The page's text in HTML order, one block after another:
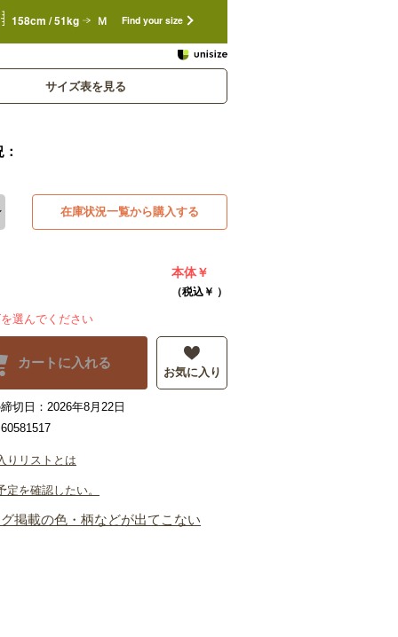
158cm / 51kg Ｍ Find your size
サイズ表を見る
在庫状況一覧から購入する
本体￥
（税込￥ ）
選んでください
カートに入れる
お気に入り
切日：2026年8月22日
りリストとは
定を確認したい。
掲載の色・柄などが出てこない